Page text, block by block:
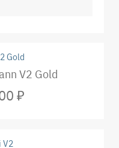
V2 Gold
₽